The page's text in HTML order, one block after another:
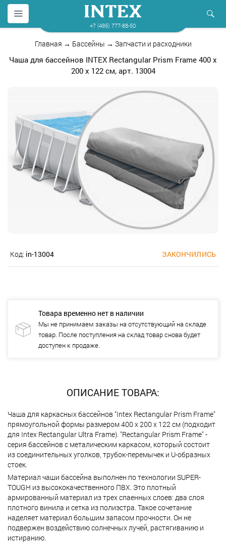
+7 (495) 777-88-50
Главная → Бассейны → Запчасти и расходники
Чаша для бассейнов INTEX Rectangular Prism Frame 400 х
200 х 122 см, арт. 13004
Код: in-13004 ЗАКОНЧИЛИСЬ
Товара временно нет в наличии
Мы не принимаем заказы на отсутствующий на складе
товар. После поступления на склад товар снова будет
доступен к продаже.
ОПИСАНИЕ ТОВАРА:
Чаша для каркасных бассейнов "Intex Rectangular Prism Frame"
прямоугольной формы размером 400 х 200 х 122 см (подходит
для Intex Rectangular Ultra Frame). "Rectangular Prism Frame" -
серия бассейнов с металическим каркасом, который состоит
из соединительных уголков, трубок-перемычек и U-образных
стоек.
Материал чаши бассейна выполнен по технологии SUPER-
TOUGH из высококачественного ПВХ. Это плотный
армированный материал из трех спаенных слоев: два слоя
плотного винила и сетка из полиэстра. Такое сочетание
наделяет материал большим запасом прочности. Он не
подвержен воздействию солнечных лучей, растягиванию и
истиранию.